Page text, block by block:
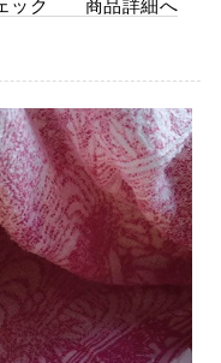
ェック 商品詳細へ